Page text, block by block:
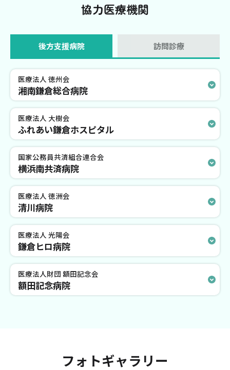
協力医療機関
後方支援病院 訪問診療
医療法人 徳州会
湘南鎌倉総合病院
医療法人 大樹会
ふれあい鎌倉ホスピタル
国家公務員共済組合連合会
横浜南共済病院
医療法人 徳洲会
清川病院
医療法人 光陽会
鎌倉ヒロ病院
医療法人財団 額田記念会
額田記念病院
フォトギャラリー